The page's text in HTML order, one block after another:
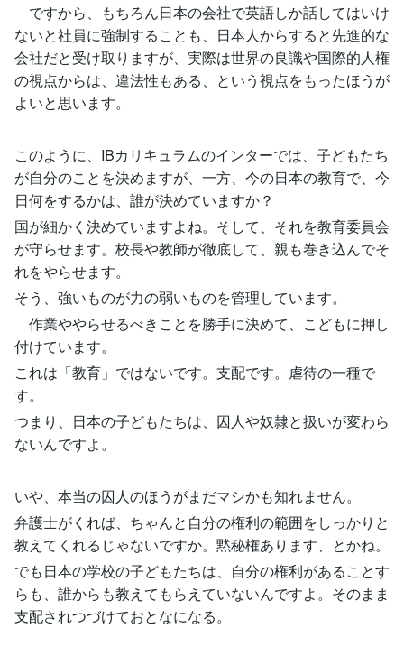
ですから、もちろん日本の会社で英語しか話してはいけ
ないと社員に強制することも、日本人からすると先進的な
会社だと受け取りますが、実際は世界の良識や国際的人権
の視点からは、違法性もある、という視点をもったほうが
よいと思います。
このように、IBカリキュラムのインターでは、子どもたち
が自分のことを決めますが、一方、今の日本の教育で、今
日何をするかは、誰が決めていますか？
国が細かく決めていますよね。そして、それを教育委員会
が守らせます。校長や教師が徹底して、親も巻き込んでそ
れをやらせます。
そう、強いものが力の弱いものを管理しています。
作業ややらせるべきことを勝手に決めて、こどもに押し
付けています。
これは「教育」ではないです。支配です。虐待の一種で
す。
つまり、日本の子どもたちは、囚人や奴隷と扱いが変わら
ないんですよ。
いや、本当の囚人のほうがまだマシかも知れません。
弁護士がくれば、ちゃんと自分の権利の範囲をしっかりと
教えてくれるじゃないですか。黙秘権あります、とかね。
でも日本の学校の子どもたちは、自分の権利があることす
らも、誰からも教えてもらえていないんですよ。そのまま
支配されつづけておとなになる。